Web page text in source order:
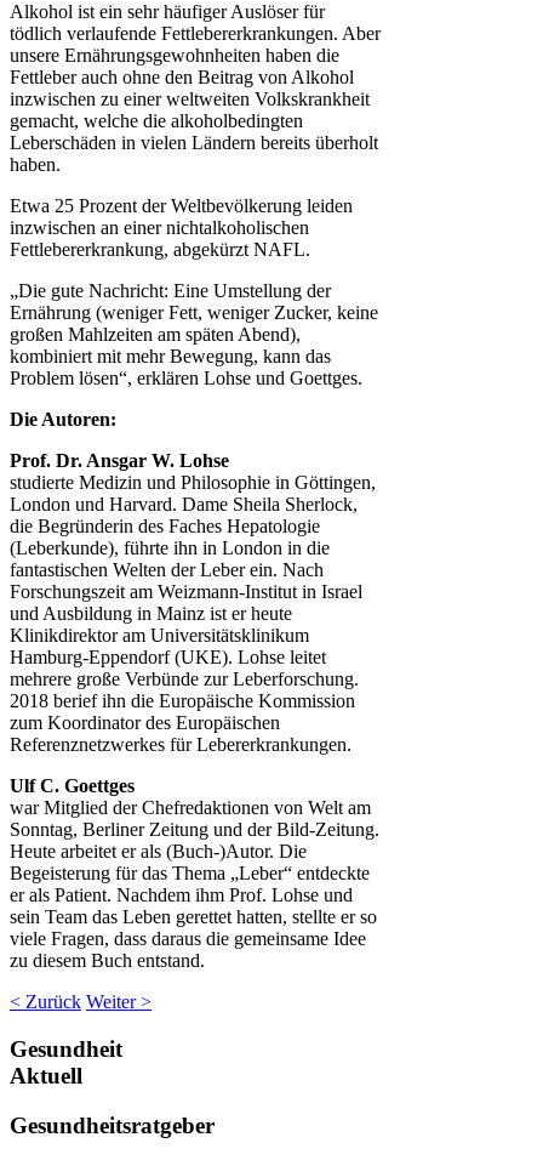
Alkohol ist ein sehr häufiger Auslöser für
tödlich verlaufende Fettlebererkrankungen. Aber
unsere Ernährungsgewohnheiten haben die
Fettleber auch ohne den Beitrag von Alkohol
inzwischen zu einer weltweiten Volkskrankheit
gemacht, welche die alkoholbedingten
Leberschäden in vielen Ländern bereits überholt
haben.
Etwa 25 Prozent der Weltbevölkerung leiden
inzwischen an einer nichtalkoholischen
Fettlebererkrankung, abgekürzt NAFL.
„Die gute Nachricht: Eine Umstellung der
Ernährung (weniger Fett, weniger Zucker, keine
großen Mahlzeiten am späten Abend),
kombiniert mit mehr Bewegung, kann das
Problem lösen“, erklären Lohse und Goettges.
Die Autoren:
Prof. Dr. Ansgar W. Lohse
studierte Medizin und Philosophie in Göttingen,
London und Harvard. Dame Sheila Sherlock,
die Begründerin des Faches Hepatologie
(Leberkunde), führte ihn in London in die
fantastischen Welten der Leber ein. Nach
Forschungszeit am Weizmann-Institut in Israel
und Ausbildung in Mainz ist er heute
Klinikdirektor am Universitätsklinikum
Hamburg-Eppendorf (UKE). Lohse leitet
mehrere große Verbünde zur Leberforschung.
2018 berief ihn die Europäische Kommission
zum Koordinator des Europäischen
Referenznetzwerkes für Lebererkrankungen.
Ulf C. Goettges
war Mitglied der Chefredaktionen von Welt am
Sonntag, Berliner Zeitung und der Bild-Zeitung.
Heute arbeitet er als (Buch-)Autor. Die
Begeisterung für das Thema „Leber“ entdeckte
er als Patient. Nachdem ihm Prof. Lohse und
sein Team das Leben gerettet hatten, stellte er so
viele Fragen, dass daraus die gemeinsame Idee
zu diesem Buch entstand.
< Zurück Weiter >
Gesundheit
Aktuell
Gesundheitsratgeber